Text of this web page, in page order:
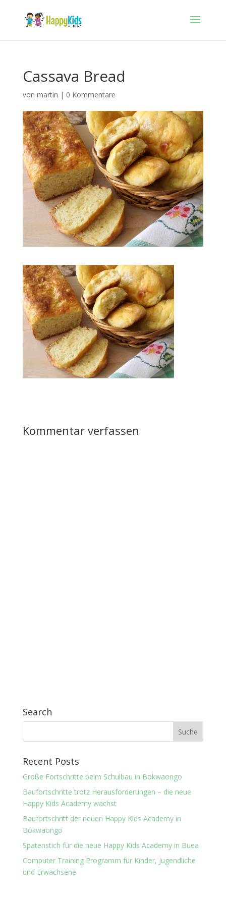
Cassava Bread
von martin | 0 Kommentare
Kommentar verfassen
Search
Recent Posts
Große Fortschritte beim Schulbau in Bokwaongo
Baufortschritte trotz Herausforderungen – die neue
Happy Kids Academy wächst
Baufortschritt der neuen Happy Kids Academy in
Bokwaongo
Spatenstich für die neue Happy Kids Academy in Buea
Computer Training Programm für Kinder, Jugendliche
und Erwachsene